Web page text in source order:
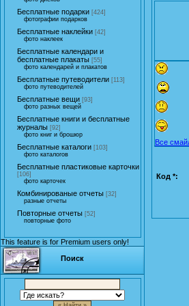
Бесплатные подарки [424]
фотографии подарков
Бесплатные наклейки [42]
фото наклеек
Бесплатные календари и
бесплатные плакаты [55]
фото календарей и плакатов
Бесплатные путеводители [113]
фото путеводителей
Бесплатные вещи [93]
фото разных вещей
Бесплатные книги и бесплатные
журналы [92]
фото книг и брошюр
Бесплатные каталоги [103]
фото каталогов
Бесплатные пластиковые карточки
[106]
фото карточек
Комбинированые отчеты [32]
разные отчеты
Повторные отчеты [52]
повторные фото
This feature is for Premium users only!
Поиск
Все
Код *: